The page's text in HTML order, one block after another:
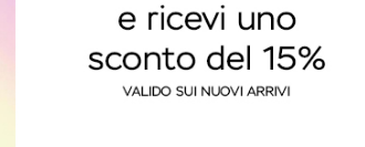
Contatti
Pagamenti
Spedizione